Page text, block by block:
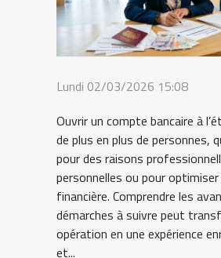
Lundi 02/03/2026 15:08
Ouvrir un compte bancaire à
de plus en plus de personnes,
pour des raisons
personnelles ou pour
financière. Comprendre les
démarches à suivre peut
opération en une expérience
et...